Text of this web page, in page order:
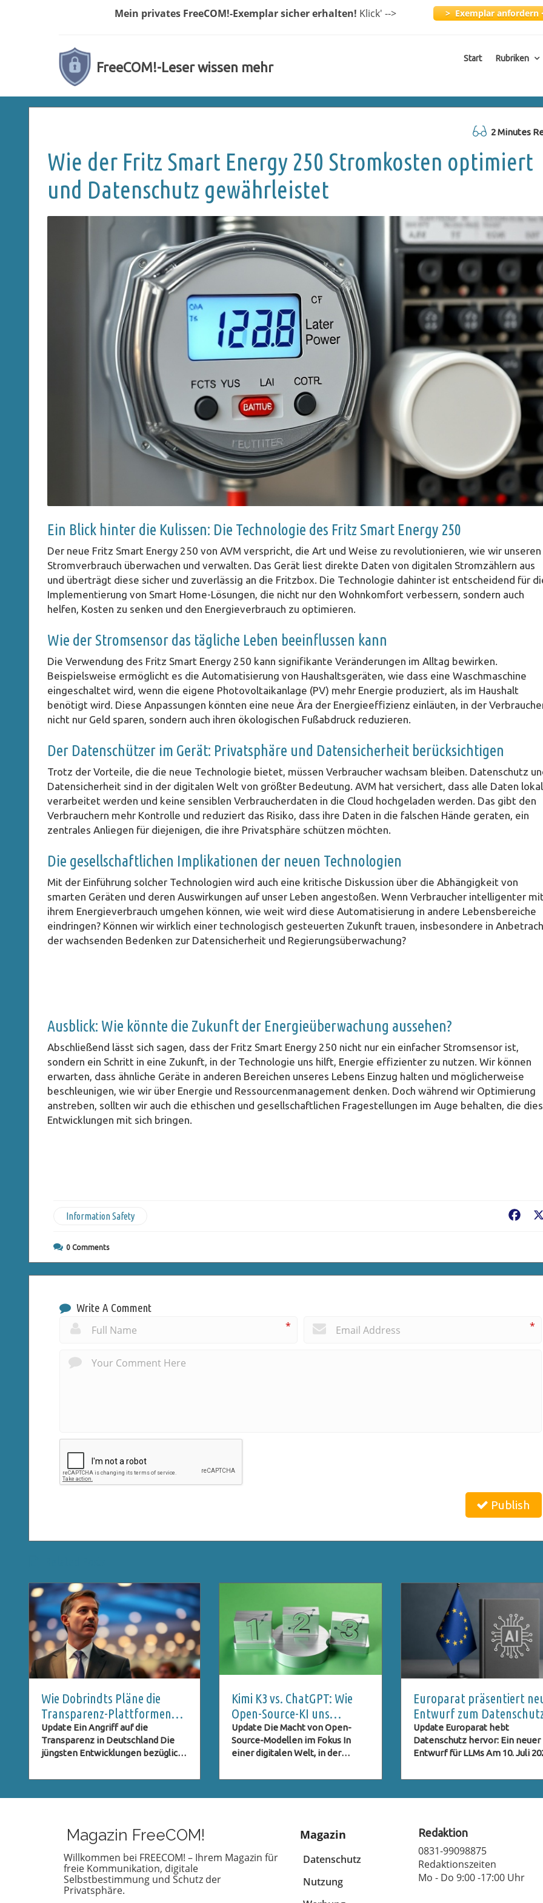
Mein privates FreeCOM!-Exemplarsicher erhalten! Klick' --> > Exemplar anfordern
FreeCOM!-Leser wissen mehr
Start Rubriken
2 Minutes
Wie der Fritz Smart Energy 250 Stromkosten optimiert
und Datenschutz gewährleistet
Ein Blick hinter die Kulissen: Die Technologie des Fritz Smart Energy 250
Der neue Fritz Smart Energy 250 von AVM verspricht, die Art und Weise zu revolutionieren, wie wir unseren
Stromverbrauch überwachen und verwalten. Das Gerät liest direkte Daten von digitalen Stromzählern aus
und überträgt diese sicher und zuverlässig an die Fritzbox. Die Technologie dahinter ist entscheidend für
Implementierung von Smart Home-Lösungen, die nicht nur den Wohnkomfort verbessern, sondern auch
helfen, Kosten zu senken und den Energieverbrauch zu optimieren.
Wie der Stromsensor das tägliche Leben beeinflussen kann
Die Verwendung des Fritz Smart Energy 250 kann signifikante Veränderungen im Alltag bewirken.
Beispielsweise ermöglicht es die Automatisierung von Haushaltsgeräten, wie dass eine Waschmaschine
eingeschaltet wird, wenn die eigene Photovoltaikanlage (PV) mehr Energie produziert, als im Haushalt
benötigt wird. Diese Anpassungen könnten eine neue Ära der Energieeffizienz einläuten, in der
nicht nur Geld sparen, sondern auch ihren ökologischen Fußabdruck reduzieren.
Der Datenschützer im Gerät: Privatsphäre und Datensicherheit berücksichtigen
Trotz der Vorteile, die die neue Technologie bietet, müssen Verbraucher wachsam bleiben. Datenschutz
Datensicherheit sind in der digitalen Welt von größter Bedeutung. AVM hat versichert, dass alle Daten lokal
verarbeitet werden und keine sensiblen Verbraucherdaten in die Cloud hochgeladen werden. Das gibt den
Verbrauchern mehr Kontrolle und reduziert das Risiko, dass ihre Daten in die falschen Hände geraten, ein
zentrales Anliegen für diejenigen, die ihre Privatsphäre schützen möchten.
Die gesellschaftlichen Implikationen der neuen Technologien
Mit der Einführung solcher Technologien wird auch eine kritische Diskussion über die Abhängigkeit von
smarten Geräten und deren Auswirkungen auf unser Leben angestoßen. Wenn Verbraucher intelligenter
ihrem Energieverbrauch umgehen können, wie weit wird diese Automatisierung in andere Lebensbereiche
eindringen? Können wir wirklich einer technologisch gesteuerten Zukunft trauen, insbesondere in
der wachsenden Bedenken zur Datensicherheit und Regierungsüberwachung?
Ausblick: Wie könnte die Zukunft der Energieüberwachung aussehen?
Abschließend lässt sich sagen, dass der Fritz Smart Energy 250 nicht nur ein einfacher Stromsensor ist,
sondern ein Schritt in eine Zukunft, in der Technologie uns hilft, Energie effizienter zu nutzen. Wir können
erwarten, dass ähnliche Geräte in anderen Bereichen unseres Lebens Einzug halten und möglicherweise
beschleunigen, wie wir über Energie und Ressourcenmanagement denken. Doch während wir Optimierung
anstreben, sollten wir auch die ethischen und gesellschaftlichen Fragestellungen im Auge behalten, die
Entwicklungen mit sich bringen.
Information Safety
0 Comments
Write A Comment
*
*
Publish
Wie Dobrindts Pläne die
Transparenz-Plattformen
gefährden können
Update Ein Angriff auf die
Transparenz in Deutschland Die
jüngsten Entwicklungen bezüglich
(IFG) scheinen nicht nur
verantwortungsbewussten Staat
interessiert sind.
Bundesinnenminister Alexander
Dobrindt plant, die Zugangsrechte
zu Informationen drastisch
einzuschränken. Laut einem
Kimi K3 vs. ChatGPT: Wie
Open-Source-KI uns
verändern könnte
Update Die Macht von Open-
Source-Modellen im Fokus In
einer digitalen Welt, in der
Freiheit immer mehr unter
Open-Source-Modell, stellt eine
Alternative zu den bekannten
Modellen wie ChatGPT und
hat das Potenzial, die Art und
Europarat präsentiert
Entwurf zum
bei LLMs – Ein Schritt in
Zukunft der Privatsphäre
Update Europarat hebt
Datenschutz hervor: Ein neuer
Entwurf für LLMs Am 10. Juli
Entwurf von Richtlinien
die auf großen
Zeit, in der diese
KI-Systeme zunehmend in
geschäftskritische Prozesse
Magazin FreeCOM!
Willkommen bei FREECOM! – Ihrem Magazin für
freie Kommunikation, digitale
Selbstbestimmung und Schutz der
Privatsphäre.
Magazin
Datenschutz
Nutzung
Redaktion
0831-99098875
Redaktionszeiten
Mo - Do 9:00 -17:00 Uhr